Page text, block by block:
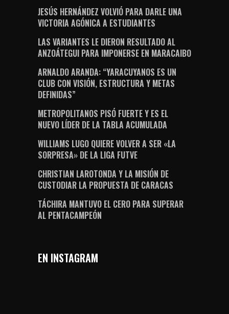
JESÚS HERNÁNDEZ VOLVIÓ PARA DARLE UNA
VICTORIA AGÓNICA A ESTUDIANTES
LAS VARIANTES LE DIERON RESULTADO AL
ANZOÁTEGUI PARA IMPONERSE EN MARACAIBO
ARNALDO ARANDA: “YARACUYANOS ES UN
CLUB CON VISIÓN, ESTRUCTURA Y METAS
DEFINIDAS”
METROPOLITANOS PISÓ FUERTE Y ES EL
NUEVO LÍDER DE LA TABLA ACUMULADA
WILLIAMS LUGO QUIERE VOLVER A SER «LA
SORPRESA» DE LA LIGA FUTVE
CHRISTIAN LAROTONDA Y LA MISIÓN DE
CUSTODIAR LA PROPUESTA DE CARACAS
TÁCHIRA MANTUVO EL CERO PARA SUPERAR
AL PENTACAMPEÓN
EN INSTAGRAM